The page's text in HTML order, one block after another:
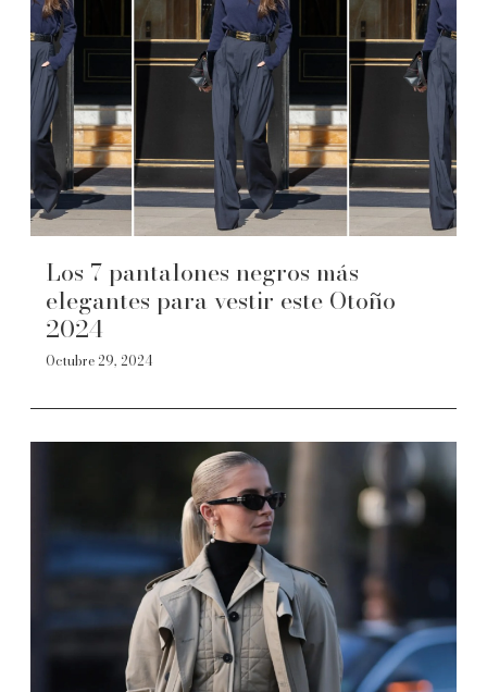
Los 7 pantalones negros más
elegantes para vestir este Otoño
2024
Octubre 29, 2024